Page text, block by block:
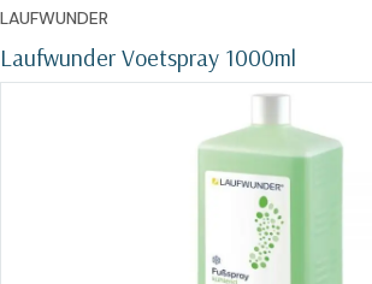
Laufwunder Voetspray 1000ml
LAUFWUNDER